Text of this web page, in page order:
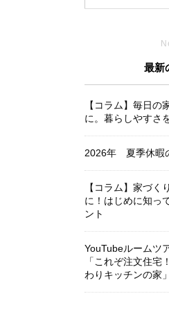
最新
【コラム】毎日の
に。暮らしやすさ
2026年 夏季休暇
【コラム】家づく
に！はじめに知っ
ント
YouTubeルームツ
「これぞ注文住宅
わりキッチンの家」